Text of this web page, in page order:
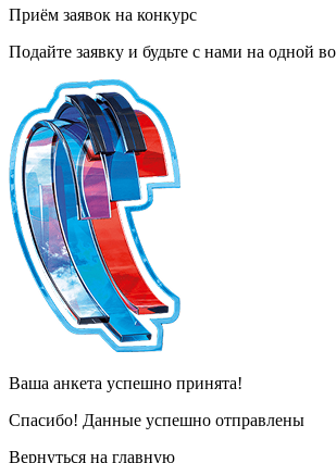
Приём заявок на конкурс
Подайте заявку и будьте с нами на одной
Ваша анкета успешно принята!
Спасибо! Данные успешно отправлены
Вернуться на главную